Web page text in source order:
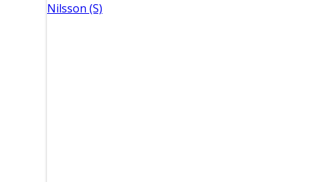
Nilsson (S)